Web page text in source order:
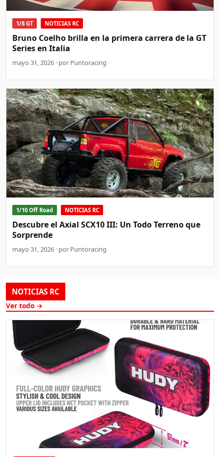
1/8 GT NOTICIAS RC
Bruno Coelho brilla en la primera carrera de la GT
Series en Italia
mayo 31, 2026 · por Puntoracing
1/10 Off Road NOTICIAS RC
Descubre el Axial SCX10 III: Un Todo Terreno que
Sorprende
mayo 31, 2026 · por Puntoracing
NOTICIAS RC
Ver todo →